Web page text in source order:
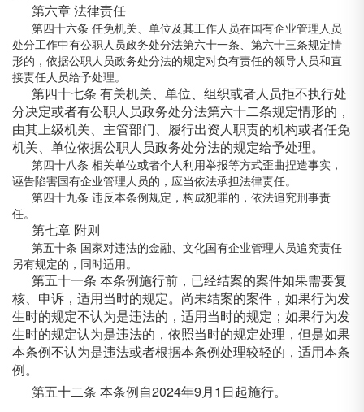
第六章 法律责任
第四十六条 任免机关、单位及其工作人员在国有企业管理人员
处分工作中有公职人员政务处分法第六十一条、第六十三条规定情
形的，依据公职人员政务处分法的规定对负有责任的领导人员和直
接责任人员给予处理。
第四十七条 有关机关、单位、组织或者人员拒不执行处
分决定或者有公职人员政务处分法第六十二条规定情形的，
由其上级机关、主管部门、履行出资人职责的机构或者任免
机关、单位依据公职人员政务处分法的规定给予处理。
第四十八条 相关单位或者个人利用举报等方式歪曲捏造事实，
诬告陷害国有企业管理人员的，应当依法承担法律责任。
第四十九条 违反本条例规定，构成犯罪的，依法追究刑事责
任。
第七章 附则
第五十条 国家对违法的金融、文化国有企业管理人员追究责任
另有规定的，同时适用。
第五十一条 本条例施行前，已经结案的案件如果需要复
核、申诉，适用当时的规定。尚未结案的案件，如果行为发
生时的规定不认为是违法的，适用当时的规定；如果行为发
生时的规定认为是违法的，依照当时的规定处理，但是如果
本条例不认为是违法或者根据本条例处理较轻的，适用本条
例。
第五十二条 本条例自2024年9月1日起施行。